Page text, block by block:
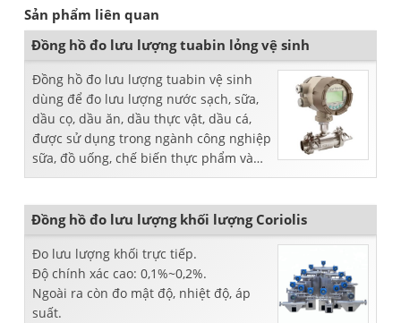
Sản phẩm liên quan
Đồng hồ đo lưu lượng tuabin lỏng vệ sinh
Đồng hồ đo lưu lượng tuabin vệ sinh
dùng để đo lưu lượng nước sạch, sữa,
dầu cọ, dầu ăn, dầu thực vật, dầu cá,
được sử dụng trong ngành công nghiệp
sữa, đồ uống, chế biến thực phẩm và
dược phẩm.
Đồng hồ đo lưu lượng khối lượng Coriolis
Đo lưu lượng khối trực tiếp.
Độ chính xác cao: 0,1%~0,2%.
Ngoài ra còn đo mật độ, nhiệt độ, áp
suất.